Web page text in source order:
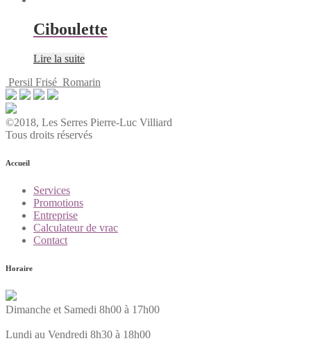
Ciboulette
Lire la suite
Persil Frisé Romarin
©2018, Les Serres Pierre-Luc Villiard
Tous droits réservés
Accueil
Services
Promotions
Entreprise
Calculateur de vrac
Contact
Horaire
Dimanche et Samedi 8h00 à 17h00
Lundi au Vendredi 8h30 à 18h00